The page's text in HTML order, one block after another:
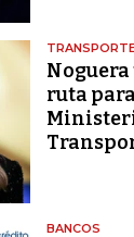
ruta
BANCOS